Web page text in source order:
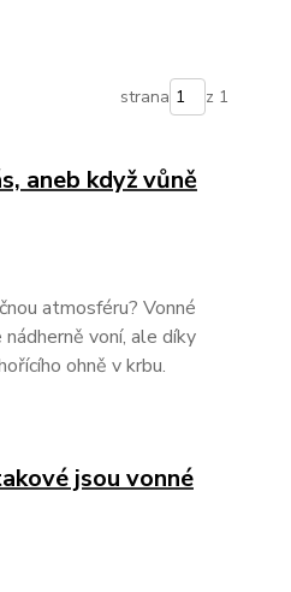
strana z 1
aneb když vůně
atmosféru? Vonné
voní, ale díky
ohně v krbu.
jsou vonné